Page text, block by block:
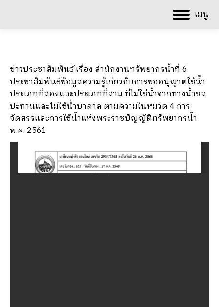
เมนู
ข่าวประชาสัมพันธ์ เรื่อง สำนักงานทรัพยากรน้ำที่ 6
ประชาสัมพันธ์ข้อมูลความรู้เก่ยวกับการขออนุญาตใช้น้ำ
ประเภทที่สองและประเภทที่สาม ที่ไม่ใช่น้ำจากทางน้ำชล
ปะทานและไม่ใช้น้ำบาดาล ตามความในหมวด 4 การ
จัดสรรและการใช้น้ำแห่งพระราชบัญญัติทรัพยากรน้ำ
พ.ศ. 2561